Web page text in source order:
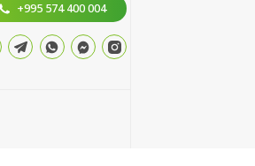
+995 574 400 004